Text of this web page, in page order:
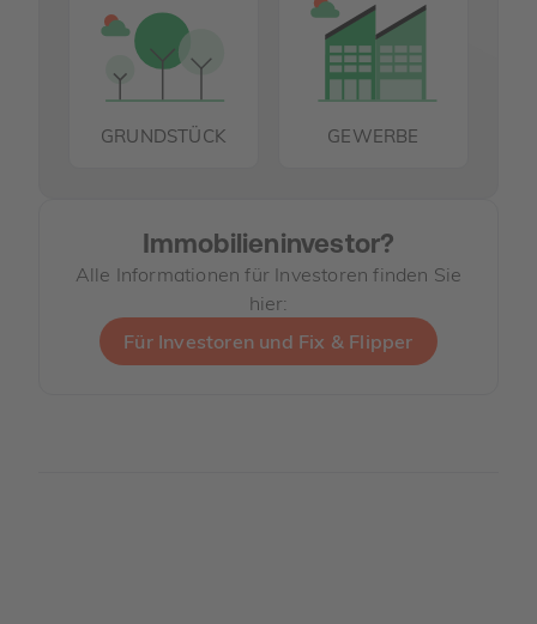
GRUNDSTÜCK GEWERBE
Immobilieninvestor?
Alle Informationen für Investoren finden Sie
hier:
Für Investoren und Fix & Flipper